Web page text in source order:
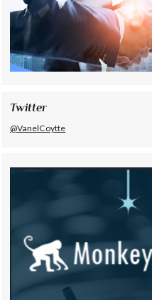
Twitter
@VanelCoytte